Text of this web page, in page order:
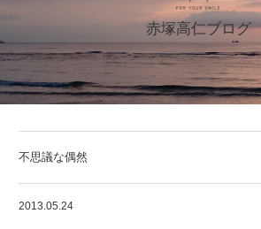
赤塚高仁ブログ
不思議な偶然
2013.05.24